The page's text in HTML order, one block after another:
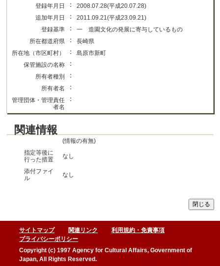
登録年月日 ：
2008.07.28(平成20.07.28)
追加年月日
：
2011.09.21(平成23.09.21)
登録基準
：
一 造園文化の発展に寄与しているもの
所在都道府県
：
長崎県
所在地（市区町村）
：
島原市新町
保管施設の名称
：
所有者種別 ：
所有者名 ：
管理団体・管理責任
者名
：
関連情報
(情報の有無)
指定等後に
行った措置
なし
添付ファイ
ル
なし
サイトマップ 関連リンク
利用規約・免責事項
プライバシーポリシー
Copyright (c) 1997 Agency for Cultural Affairs, Government of
Japan, All Rights Reserved.